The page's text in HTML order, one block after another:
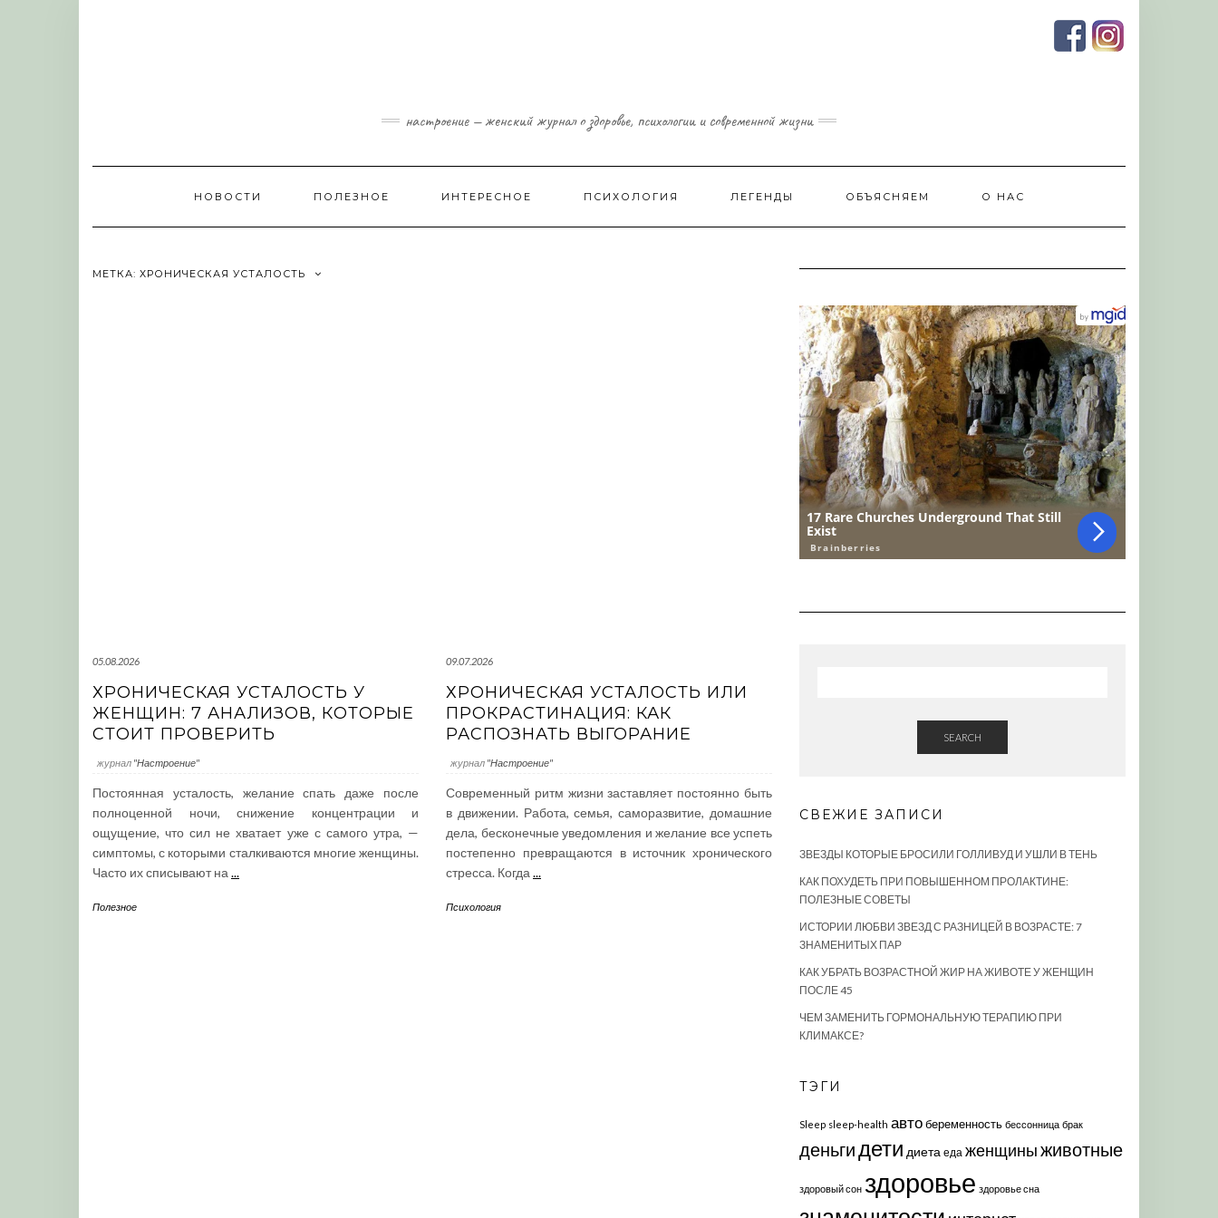
настроение — женский журнал о здоровье, психологии и современной жизни
НОВОСТИ ПОЛЕЗНОЕ ИНТЕРЕСНОЕ ПСИХОЛОГИЯ ЛЕГЕНДЫ ОБЪЯСНЯЕМ О НАС
МЕТКА: ХРОНИЧЕСКАЯ УСТАЛОСТЬ
05.08.2026
ХРОНИЧЕСКАЯ УСТАЛОСТЬ У
ЖЕНЩИН: 7 АНАЛИЗОВ, КОТОРЫЕ
СТОИТ ПРОВЕРИТЬ
журнал "Настроение"
Постоянная усталость, желание спать даже после
полноценной ночи, снижение концентрации и
ощущение, что сил не хватает уже с самого утра, —
симптомы, с которыми сталкиваются многие женщины.
Часто их списывают на ...
Полезное
09.07.2026
ХРОНИЧЕСКАЯ УСТАЛОСТЬ ИЛИ
ПРОКРАСТИНАЦИЯ: КАК
РАСПОЗНАТЬ ВЫГОРАНИЕ
журнал "Настроение"
Современный ритм жизни заставляет постоянно быть
в движении. Работа, семья, саморазвитие, домашние
дела, бесконечные уведомления и желание все успеть
постепенно превращаются в источник хронического
стресса. Когда ...
Психология
SEARCH
СВЕЖИЕ ЗАПИСИ
ЗВЕЗДЫ КОТОРЫЕ БРОСИЛИ ГОЛЛИВУД И УШЛИ В ТЕНЬ
КАК ПОХУДЕТЬ ПРИ ПОВЫШЕННОМ ПРОЛАКТИНЕ:
ПОЛЕЗНЫЕ СОВЕТЫ
ИСТОРИИ ЛЮБВИ ЗВЕЗД С РАЗНИЦЕЙ В ВОЗРАСТЕ: 7
ЗНАМЕНИТЫХ ПАР
КАК УБРАТЬ ВОЗРАСТНОЙ ЖИР НА ЖИВОТЕ У ЖЕНЩИН
ПОСЛЕ 45
ЧЕМ ЗАМЕНИТЬ ГОРМОНАЛЬНУЮ ТЕРАПИЮ ПРИ
КЛИМАКСЕ?
ТЭГИ
Sleep sleep-health автобеременность бессонница брак
деньгидети диета еда женщиныживотные
здоровый сон здоровье здоровье сна